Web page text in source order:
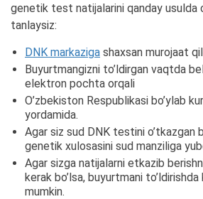
genetik test natijalarini qanday usulda
tanlaysiz:
DNK markaziga shaxsan murojaat
Buyurtmangizni to’ldirgan vaqtda
elektron pochta orqali
O’zbekiston Respublikasi bo’ylab
yordamida.
Agar siz sud DNK testini o’tkazgan
genetik xulosasini sud manziliga
Agar sizga natijalarni etkazib
kerak bo’lsa, buyurtmani to’ldirishda
mumkin.